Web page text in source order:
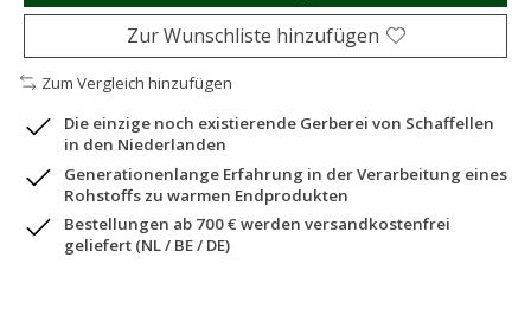
Zur Wunschliste hinzufügen
Zum Vergleich hinzufügen
Die einzige noch existierende Gerberei von Schaffellen
in den Niederlanden
Generationenlange Erfahrung in der Verarbeitung eines
Rohstoffs zu warmen Endprodukten
Bestellungen ab 700 € werden versandkostenfrei
geliefert (NL / BE / DE)